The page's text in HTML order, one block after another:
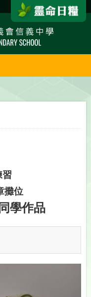
習
攤位
學作品